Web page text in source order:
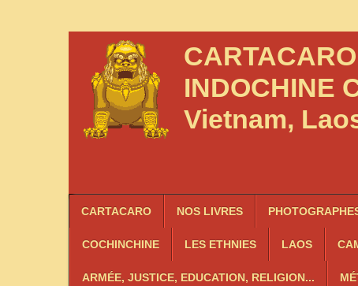
CARTACARO
INDOCHINE
Vietnam,
CARTACARO NOS LIVRES
COCHINCHINE LES ETHNIES LAOS
ARMÉE, JUSTICE, EDUCATION, RELIGION...